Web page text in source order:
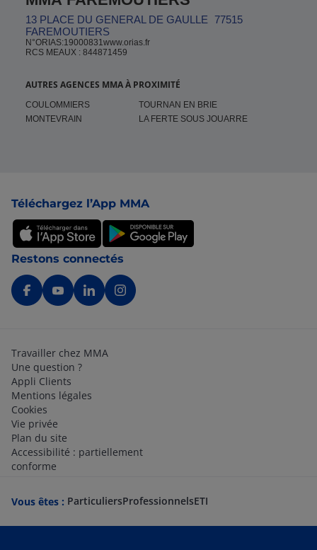
13 PLACE DU GENERAL DE GAULLE
77515
FAREMOUTIERS
N°ORIAS:19000831www.orias.fr
RCS MEAUX : 844871459
AUTRES AGENCES MMA À PROXIMITÉ
COULOMMIERS
TOURNAN EN BRIE
MONTEVRAIN
LA FERTE SOUS JOUARRE
Téléchargez l’App MMA
Restons connectés
Travailler chez MMA
Une question ?
Appli Clients
Mentions légales
Cookies
Vie privée
Plan du site
Accessibilité : partiellement
conforme
Vous êtes : ParticuliersProfessionnelsETI